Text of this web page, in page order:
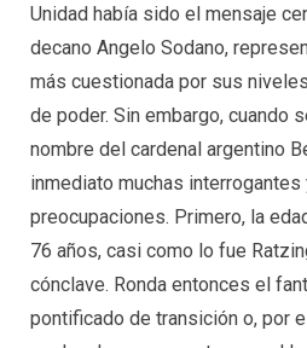
Unidad había sido el mensaje
decano Angelo Sodano,
más cuestionada por sus
de poder. Sin embargo, cuando
nombre del cardenal argentino
inmediato muchas interrogantes
preocupaciones. Primero, la
76 años, casi como lo fue
cónclave. Ronda entonces el
pontificado de transición o, por